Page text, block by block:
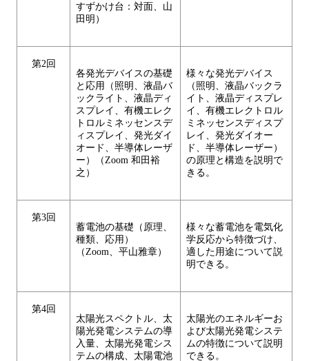
すずかけ台：対面、山
田明）
第2回
各発光デバイスの基礎
と応用（照明、液晶バ
ックライト、液晶ディ
スプレイ、有機エレク
トロルミネッセンスデ
ィスプレイ、発光ダイ
オード、半導体レーザ
ー）（Zoom 和田裕
之）
様々な発光デバイス
（照明、液晶バックラ
イト、液晶ディスプレ
イ、有機エレクトロル
ミネッセンスディスプ
レイ、発光ダイオー
ド、半導体レーザー）
の原理と構造を説明で
きる。
第3回
蓄電池の基礎（原理、
種類、応用）
（Zoom、平山雅章）
様々な蓄電池を電気化
学反応から特徴づけ、
適した用途について説
明できる。
第4回
太陽光スペクトル、太
陽光発電システムの導
入量、太陽光発電シス
テムの構成、太陽電池
太陽光のエネルギーお
よび太陽光発電システ
ムの特徴について説明
できる。